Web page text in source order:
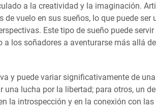
a la creatividad y la imaginación.
vuelo en sus sueños, lo que puede ser
Este tipo de sueño puede
los soñadores a aventurarse más allá
y puede variar significativamente de
lucha por la libertad; para otros, un
la introspección y en la conexión con